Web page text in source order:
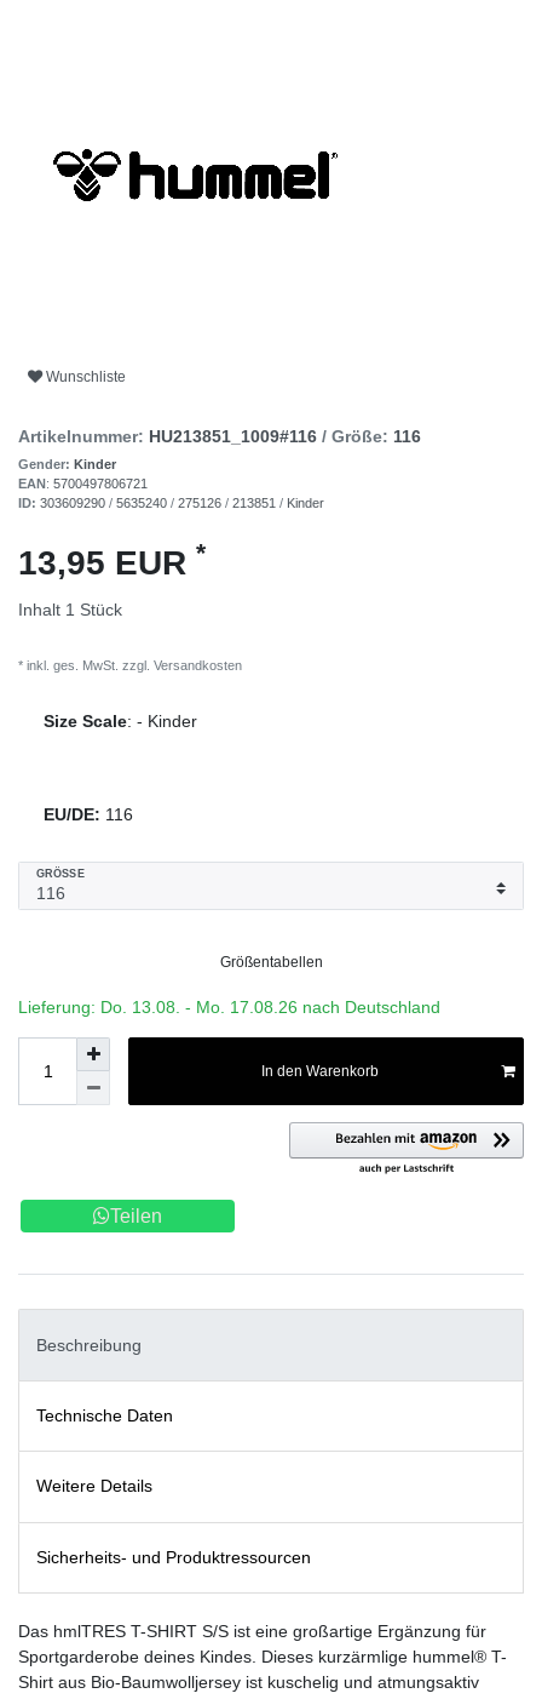
Wunschliste
Artikelnummer: HU213851_1009#116 / Größe: 116
Gender: Kinder
EAN: 5700497806721
ID: 303609290 / 5635240 / 275126 / 213851 / Kinder
13,95 EUR *
Inhalt 1 Stück
* inkl. ges. MwSt. zzgl. Versandkosten
Size Scale: - Kinder
EU/DE: 116
GRÖSSE
Größentabellen
Lieferung: Do. 13.08. - Mo. 17.08.26 nach Deutschland
In den Warenkorb
Teilen
Beschreibung
Technische Daten
Weitere Details
Sicherheits- und Produktressourcen
Das hmlTRES T-SHIRT S/S ist eine großartige Ergänzung für
Sportgarderobe deines Kindes. Dieses kurzärmlige hummel® T-
Shirt aus Bio-Baumwolljersey ist kuschelig und atmungsaktiv